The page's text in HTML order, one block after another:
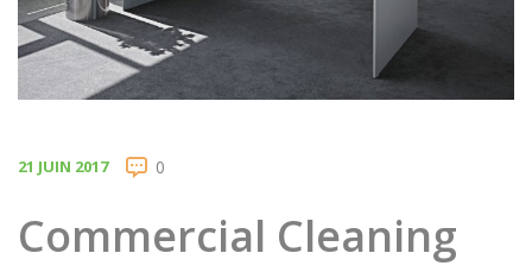
21 JUIN 2017 0
Commercial Cleaning